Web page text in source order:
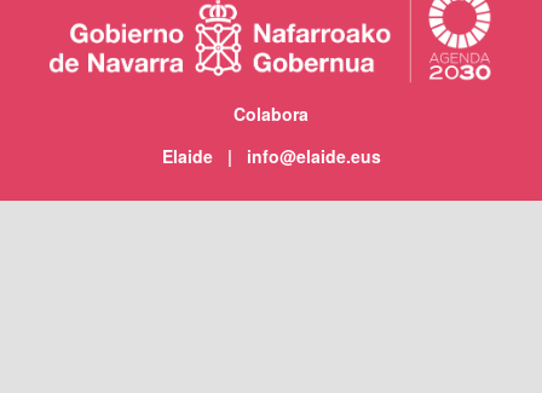
Colabora
Elaide | info@elaide.eus